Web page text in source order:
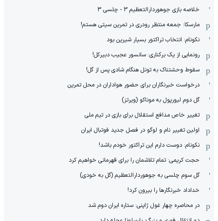
خلاصه بازی جوهوردارالتعظیم 3 - چلسی 3
مارسکا: جمعه منتظر رودری در تمرین سیتی هستم!
نکونام: انتخاب تراکتور بسیار شیرین بود
رونمایی از یک برکناری: سانسور عجیب دبیرکل!
سقوط وحشتناک به تونل هنگام شادی پس از گل!
درخواست خبرنگاران برای حضور هواداران در محل تمرین
گل دوم لیورپول به موناکو (ویرتز)
تغییر خاص مدافع استقلال برای بازی در تیم ملی
اولین تغییر نام و لوگو در فصل جدید فوتبال ایران
نکونام: دوست دارم این تراکتور خودم باشد!
حجت کریمی: تمام تلاشمان را برای قهرمانی خواهیم کرد
گل سوم چلسی به جوهوردارالتعظیم (گل به خودی)
خداداد خبرنگارها را بیرون کرد!
در محاصره چهار غول ژاپنی: ستاره ایران دوم شد